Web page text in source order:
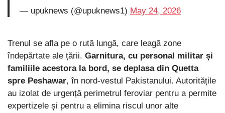
— upuknews (@upuknews1) May 24, 2026
Trenul se afla pe o rută lungă, care leagă zone
îndepărtate ale țării. Garnitura, cu personal militar și
familiile acestora la bord, se deplasa din Quetta
spre Peshawar, în nord-vestul Pakistanului. Autoritățile
au izolat de urgență perimetrul feroviar pentru a permite
expertizele și pentru a elimina riscul unor alte